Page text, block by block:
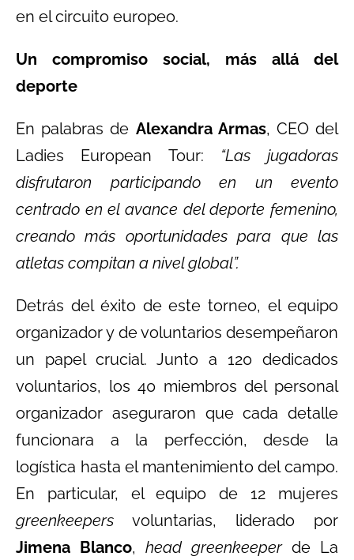
en el circuito europeo.
Un compromiso social, más allá del
deporte
En palabras de Alexandra Armas, CEO del
Ladies European Tour: “Las jugadoras
disfrutaron participando en un evento
centrado en el avance del deporte femenino,
creando más oportunidades para que las
atletas compitan a nivel global”.
Detrás del éxito de este torneo, el equipo
organizador y de voluntarios desempeñaron
un papel crucial. Junto a 120 dedicados
voluntarios, los 40 miembros del personal
organizador aseguraron que cada detalle
funcionara a la perfección, desde la
logística hasta el mantenimiento del campo.
En particular, el equipo de 12 mujeres
greenkeepers voluntarias, liderado por
Jimena Blanco, head greenkeeperde La